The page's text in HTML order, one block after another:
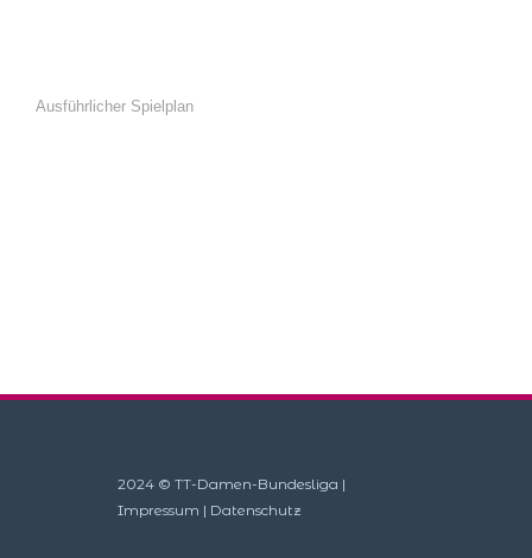
Ausführlicher Spielplan
2024 © TT-Damen-Bundesliga |
Impressum | Datenschutz